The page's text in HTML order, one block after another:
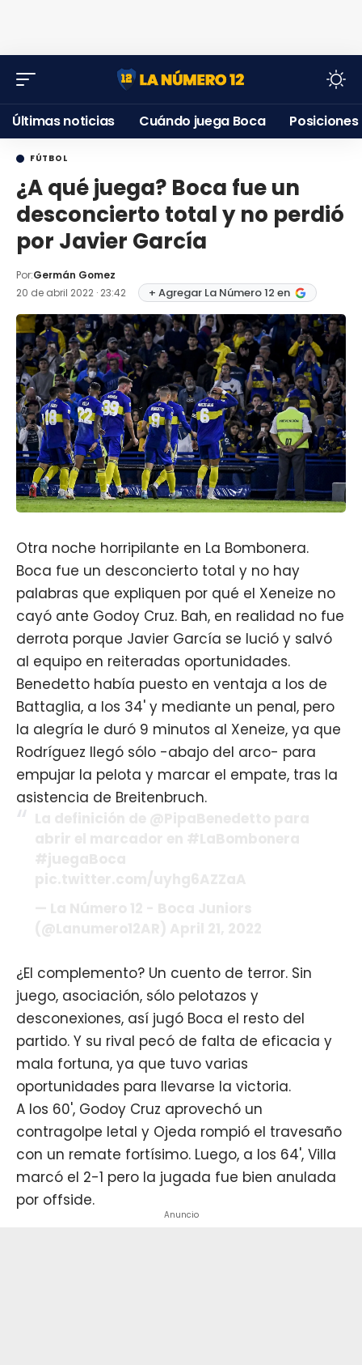
Últimas noticias Cuándo juega Boca Posiciones
FÚTBOL
¿A qué juega? Boca fue un
desconcierto total y no perdió
por Javier García
Por:Germán Gomez
20 de abril 2022 · 23:42
+ Agregar La Número 12 en
Otra noche horripilante en La Bombonera.
Boca fue un desconcierto total y no hay
palabras que expliquen por qué el Xeneize no
cayó ante Godoy Cruz. Bah, en realidad no fue
derrota porque Javier García se lució y salvó
al equipo en reiteradas oportunidades.
Benedetto había puesto en ventaja a los de
Battaglia, a los 34' y mediante un penal, pero
la alegría le duró 9 minutos al Xeneize, ya que
Rodríguez llegó sólo -abajo del arco- para
empujar la pelota y marcar el empate, tras la
asistencia de Breitenbruch.
¿El complemento? Un cuento de terror. Sin
juego, asociación, sólo pelotazos y
desconexiones, así jugó Boca el resto del
partido. Y su rival pecó de falta de eficacia y
mala fortuna, ya que tuvo varias
oportunidades para llevarse la victoria.
A los 60', Godoy Cruz aprovechó un
contragolpe letal y Ojeda rompió el travesaño
con un remate fortísimo. Luego, a los 64', Villa
marcó el 2-1 pero la jugada fue bien anulada
por offside.
Anuncio